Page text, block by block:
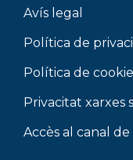
Avís legal
Política de
Política de
Privacitat xarxes
Accès al canal